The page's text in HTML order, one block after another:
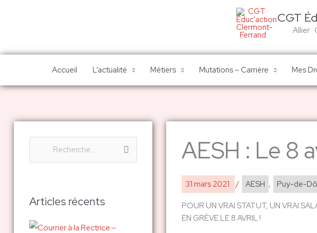
CGT
Allier
Accueil L’actualité Métiers Mutations – Carrière Mes
h
r
Articles récents
AESH : Le 8
31 mars 2021 / AESH , Puy-de-
POUR UN VRAI STATUT, UN VRAI
EN GRÈVE LE 8 AVRIL !